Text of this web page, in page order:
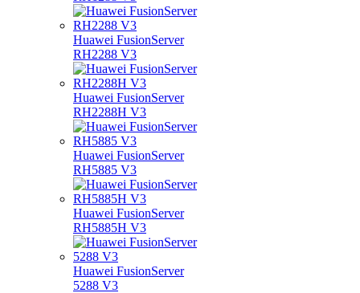
Huawei FusionServer
RH2288 V3
Huawei FusionServer
RH2288H V3
Huawei FusionServer
RH5885 V3
Huawei FusionServer
RH5885H V3
Huawei FusionServer
5288 V3